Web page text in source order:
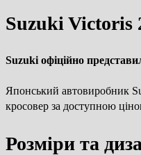
Suzuki Victoris
Suzuki офіційно
Японський автовиробник
кросовер за доступною
Розміри та